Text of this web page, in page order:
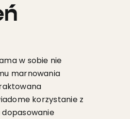
w sobie nie
marnowania
korzystanie z